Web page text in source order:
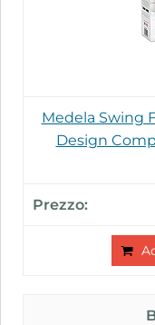
Medela Swing
Design